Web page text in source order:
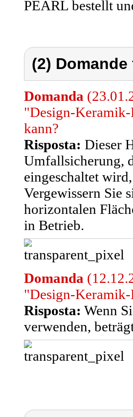
PEARL bestellt
(2)
Domanda
"Design-
kann?
Risposta: Dieser
Umfallsicherung,
eingeschaltet
Vergewissern Sie
horizontalen
in Betrieb.
Domanda
"Design-
Risposta: Wenn
verwenden,